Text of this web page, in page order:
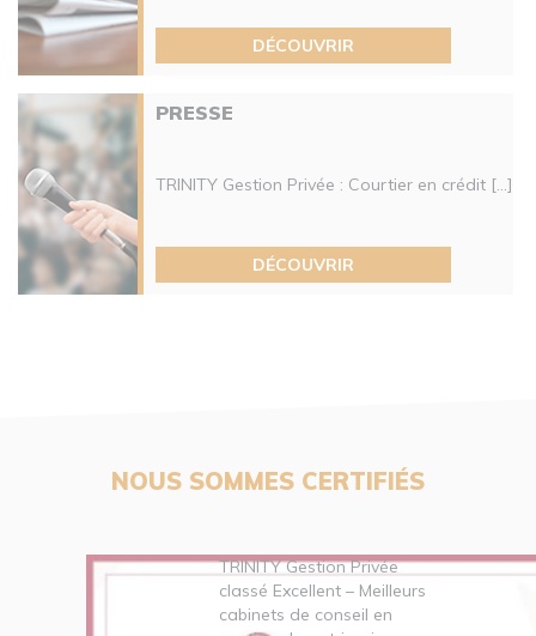
DÉCOUVRIR
PRESSE
TRINITY Gestion Privée : Courtier en crédit [...]
DÉCOUVRIR
NOUS SOMMES CERTIFIÉS
TRINITY Gestion Privée
classé Excellent – Meilleurs
cabinets de conseil en